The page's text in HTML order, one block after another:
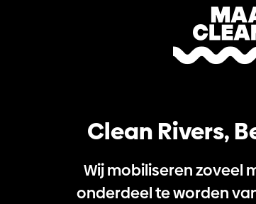
Clean Rivers,
Wij mobiliseren zoveel
onderdeel te worden